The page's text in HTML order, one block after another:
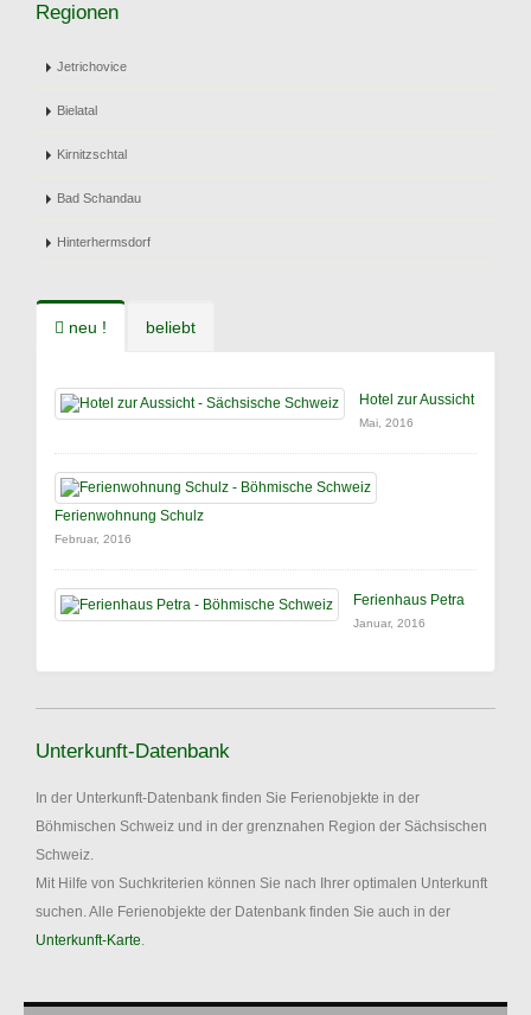
Regionen
Jetrichovice
Bielatal
Kirnitzschtal
Bad Schandau
Hinterhermsdorf
neu ! beliebt
Hotel zur Aussicht
Mai, 2016
Ferienwohnung Schulz
Februar, 2016
Ferienhaus Petra
Januar, 2016
Unterkunft-Datenbank
In der Unterkunft-Datenbank finden Sie Ferienobjekte in der
Böhmischen Schweiz und in der grenznahen Region der Sächsischen
Schweiz.
Mit Hilfe von Suchkriterien können Sie nach Ihrer optimalen Unterkunft
suchen. Alle Ferienobjekte der Datenbank finden Sie auch in der
Unterkunft-Karte.